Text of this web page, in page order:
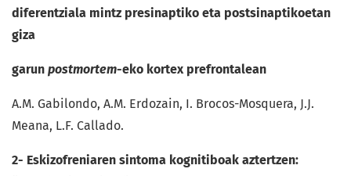
diferentziala mintz presinaptiko eta postsinaptikoetan
giza
garun postmortem-eko kortex prefrontalean
A.M. Gabilondo, A.M. Erdozain, I. Brocos-Mosquera, J.J.
Meana, L.F. Callado.
2- Eskizofreniaren sintoma kognitiboak aztertzen: